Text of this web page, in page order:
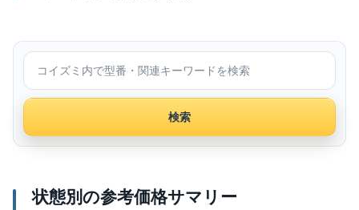
コイズミ内で検索
検索
状態別の参考価格サマリー